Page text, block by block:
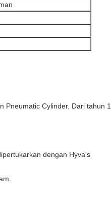
Cylinder. Dari tahun
dengan Hyva's